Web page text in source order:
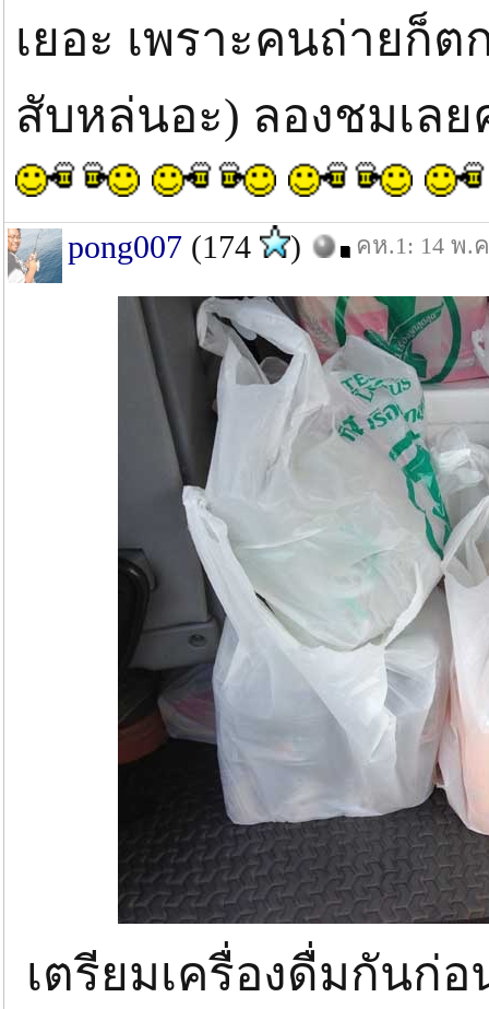
เยอะ เพราะคนถ่ายก็ต
สับหล่นอะ) ลองชมเลย
pong007 (174 ) คห.1: 14 พ.
เตรียมเครื่องดื่มกันก่